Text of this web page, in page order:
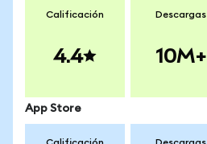
Calificación
4.4
Descargas
10M+
App Store